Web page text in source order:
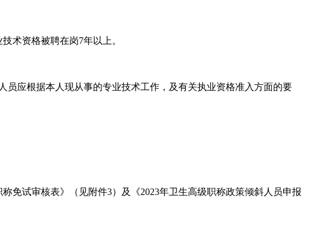
术资格被聘在岗7年以上。
员应根据本人现从事的专业技术工作，及有关执业资格准入方面的要
免试审核表》（见附件3）及《2023年卫生高级职称政策倾斜人员申报